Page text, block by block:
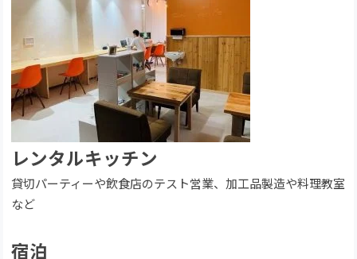
レンタルキッチン
貸切パーティーや飲食店のテスト営業、加工品製造や料理教室
など
宿泊